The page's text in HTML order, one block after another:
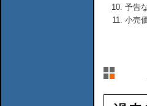
予告
小売